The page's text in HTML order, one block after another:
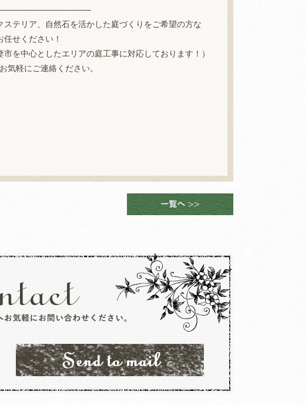
テリア、自然石を活かした庭づくりをご希望の方な
せください！
を中心としたエリアの庭工事に対応しております！）
気軽にご連絡ください。